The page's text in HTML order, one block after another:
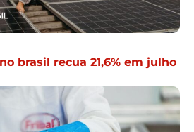
brasil recua 21,6% em julho